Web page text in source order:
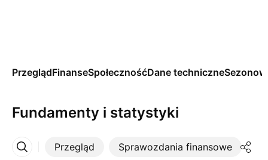
PrzeglądFinanseSpołecznośćDane techniczne
Fundamenty i statystyki
Przegląd Sprawozdania finansowe
Więcej